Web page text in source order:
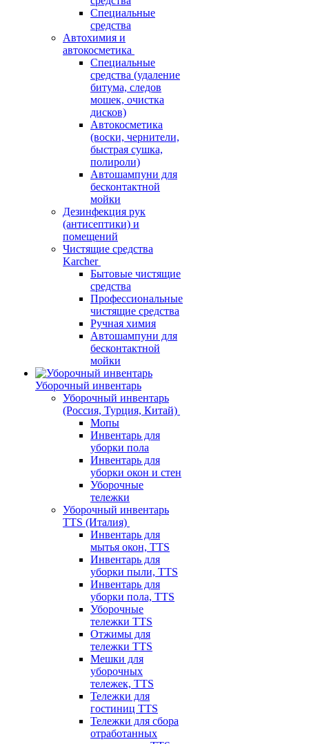
Специальные
средства
Автохимия и
автокосметика
Специальные
средства (удаление
битума, следов
мошек, очистка
дисков)
Автокосметика
(воски, чернители,
быстрая сушка,
полироли)
Автошампуни для
бесконтактной
мойки
Дезинфекция рук
(антисептики) и
помещений
Чистящие средства
Karcher
Бытовые чистящие
средства
Профессиональные
чистящие средства
Ручная химия
Автошампуни для
бесконтактной
мойки
Уборочный инвентарь
Уборочный инвентарь
(Россия, Турция, Китай)
Мопы
Инвентарь для
уборки пола
Инвентарь для
уборки окон и стен
Уборочные
тележки
Уборочный инвентарь
TTS (Италия)
Инвентарь для
мытья окон, TTS
Инвентарь для
уборки пыли, TTS
Инвентарь для
уборки пола, TTS
Уборочные
тележки TTS
Отжимы для
тележки TTS
Мешки для
уборочных
тележек, TTS
Тележки для
гостиниц TTS
Тележки для сбора
отработанных